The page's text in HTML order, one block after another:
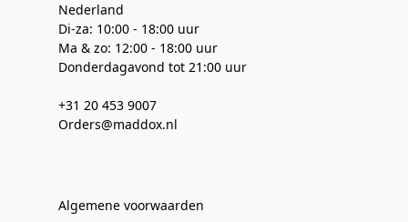
Nederland
Di-za: 10:00 - 18:00 uur
Ma & zo: 12:00 - 18:00 uur
Donderdagavond tot 21:00 uur
+31 20 453 9007
Orders@maddox.nl
Algemene voorwaarden